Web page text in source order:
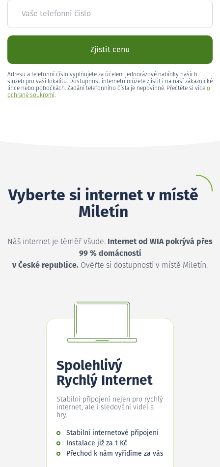
Vaše telefonní číslo
Zjistit cenu
Adresu a telefonní číslo vyplňujete za účelem jednorázové nabídky našich
služeb pro vaši lokalitu. Dostupnost internetu můžete zjistit i na naší zákaznické
lince nebo pobočkách. Zadání telefonního čísla je nepovinné. Přečtěte si více o
ochraně soukromí.
Vyberte si internet v místě
Miletín
Náš internet je téměř všude. Internet od WIA pokrývá přes
99 % domácností
v České republice. Ověřte si dostupnosti v místě Miletín.
Spolehlivý
Rychlý Internet
Stabilní připojení nejen pro rychlý
internet, ale i sledování videí a
hry.
Stabilní internetové připojení
Instalace již za 1 Kč
Přechod k nám vyřídíme za vás